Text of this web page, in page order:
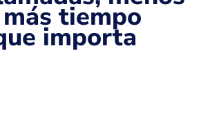
tiempo
importa